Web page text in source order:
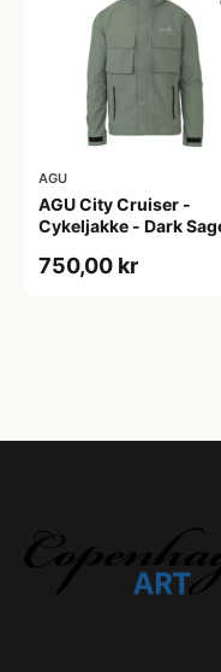
AGU
AGU City Cruiser -
Cykeljakke - Dark
750,00 kr